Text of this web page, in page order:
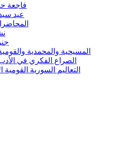
فاجعة
عيد
المسيحية والمحمدية
الصراع الفكري في
التعاليم السورية القومية